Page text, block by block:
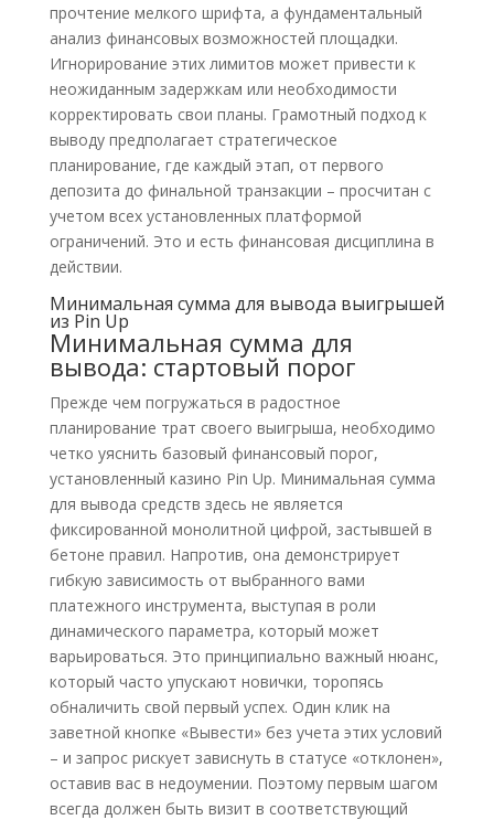
прочтение мелкого шрифта, а фундаментальный
анализ финансовых возможностей площадки.
Игнорирование этих лимитов может привести к
неожиданным задержкам или необходимости
корректировать свои планы. Грамотный подход к
выводу предполагает стратегическое
планирование, где каждый этап, от первого
депозита до финальной транзакции – просчитан с
учетом всех установленных платформой
ограничений. Это и есть финансовая дисциплина в
действии.
Минимальная сумма для вывода выигрышей
из Pin Up
Минимальная сумма для
вывода: стартовый порог
Прежде чем погружаться в радостное
планирование трат своего выигрыша, необходимо
четко уяснить базовый финансовый порог,
установленный казино Pin Up. Минимальная сумма
для вывода средств здесь не является
фиксированной монолитной цифрой, застывшей в
бетоне правил. Напротив, она демонстрирует
гибкую зависимость от выбранного вами
платежного инструмента, выступая в роли
динамического параметра, который может
варьироваться. Это принципиально важный нюанс,
который часто упускают новички, торопясь
обналичить свой первый успех. Один клик на
заветной кнопке «Вывести» без учета этих условий
– и запрос рискует зависнуть в статусе «отклонен»,
оставив вас в недоумении. Поэтому первым шагом
всегда должен быть визит в соответствующий